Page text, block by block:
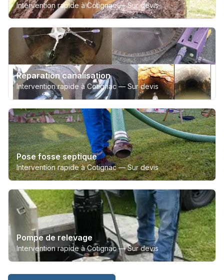
Intervention rapide à Cotignac —Sur devis
Réparation canalisation
Intervention rapide à Cotignac —Sur devis
Pose fosse septique
Intervention rapide à Cotignac —Sur devis
Pompe de relevage
Intervention rapide à Cotignac —Sur devis